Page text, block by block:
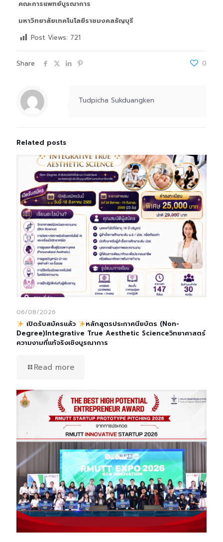
คณะการแพทย์บูรณาการ
มหาวิทยาลัยเทคโนโลยีราชมงคลธัญบุรี
Post Views: 721
Share 0
Tudpicha Sukduangken
Related posts
06/08/2026
เปิดรับสมัครแล้ว
หลักสูตรประกาศนียบัตร (Non-
Degree)Integrative True Aesthetic Scienceวิทยาศาสตร์
ความงามที่แท้จริงเชิงบูรณาการ
Read more